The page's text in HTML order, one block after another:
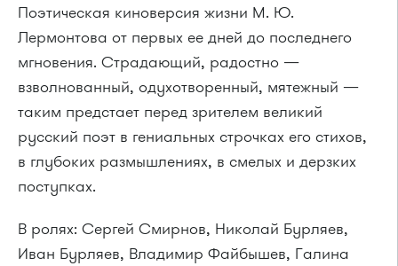
Поэтическая киноверсия жизни М. Ю.
Лермонтова от первых ее дней до последнего
мгновения. Страдающий, радостно —
взволнованный, одухотворенный, мятежный —
таким предстает перед зрителем великий
русский поэт в гениальных строчках его стихов,
в глубоких размышлениях, в смелых и дерзких
поступках.
В ролях: Сергей Смирнов, Николай Бурляев,
Иван Бурляев, Владимир Файбышев, Галина